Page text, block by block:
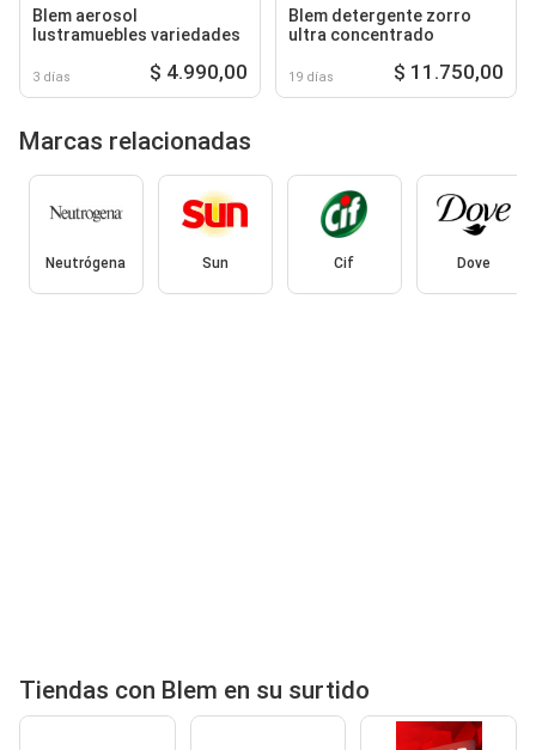
Blem aerosol
lustramuebles variedades
3 días $ 4.990,00
Blem detergente zorro
ultra concentrado
19 días $ 11.750,00
Marcas relacionadas
Neutrógena Sun Cif Dove
Tiendas con Blem en su surtido